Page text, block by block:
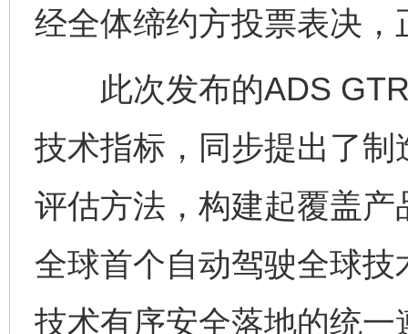
经全体缔约方投票表决，
此次发布的ADS GTR
技术指标，同步提出了
评估方法，构建起覆盖
全球首个自动驾驶全球
技术有序安全落地的统